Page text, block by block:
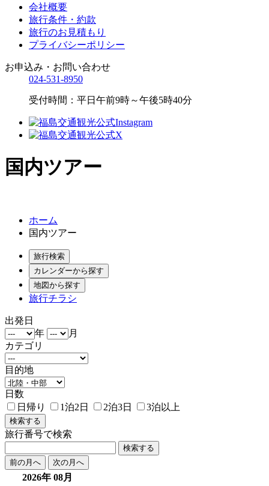
会社概要
旅行条件・約款
旅行のお見積もり
プライバシーポリシー
お申込み・お問い合わせ
024-531-8950
受付時間：平日午前9時～午後5時40分
国内ツアー
ホーム
国内ツアー
旅行検索
カレンダーから探す
地図から探す
旅行チラシ
出発日
年
月
カテゴリ
目的地
日数
日帰り
1泊2日 2泊3日 3泊以上
旅行番号で検索
検索する
前の月へ
次の月へ
2026年 08月